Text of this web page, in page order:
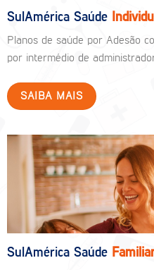
SulAmérica Saúde
Planos de saúde por Adesão
por intermédio de
SAIBA MAIS
SulAmérica Saúde